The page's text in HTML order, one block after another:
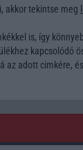
akkor tekintse meg
is, így
kapcsolódó
az adott cimkére,